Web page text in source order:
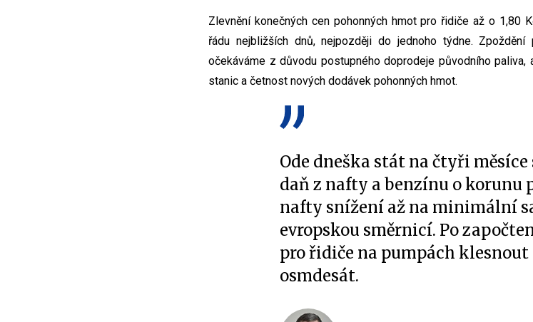
Zlevnění konečných cen pohonných hmot pro řidiče až o 1,80
řádu nejbližších dnů, nejpozději do jednoho týdne.
očekáváme z důvodu postupného doprodeje původního
stanic a četnost nových dodávek pohonných hmot.
Ode dneška stát na čtyři
daň z nafty a benzínu o korunu
nafty snížení až na minimální
evropskou směrnicí. Po
pro řidiče na pumpách klesnout
osmdesát.